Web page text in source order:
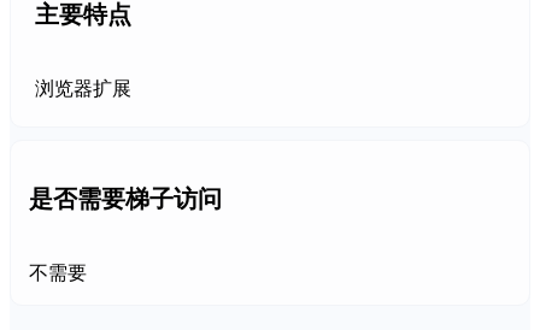
主要特点
浏览器扩展
是否需要梯子访问
不需要